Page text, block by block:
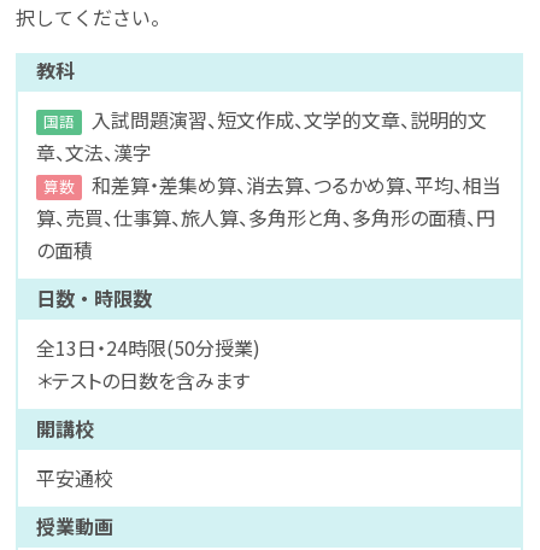
択してください。
教科
国語
入試問題演習、短文作成、文学的文章、説明的文
章、文法、漢字
算数
和差算・差集め算、消去算、つるかめ算、平均、相当
算、売買、仕事算、旅人算、多角形と角、多角形の面積、円
の面積
日数・時限数
全13日・24時限(50分授業)
＊テストの日数を含みます
開講校
平安通校
授業動画